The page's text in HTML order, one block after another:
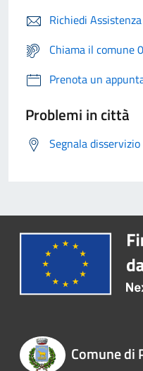
Richiedi Assistenza
Chiama il comune
Prenota un
Problemi in città
Segnala disservizio
Comune di